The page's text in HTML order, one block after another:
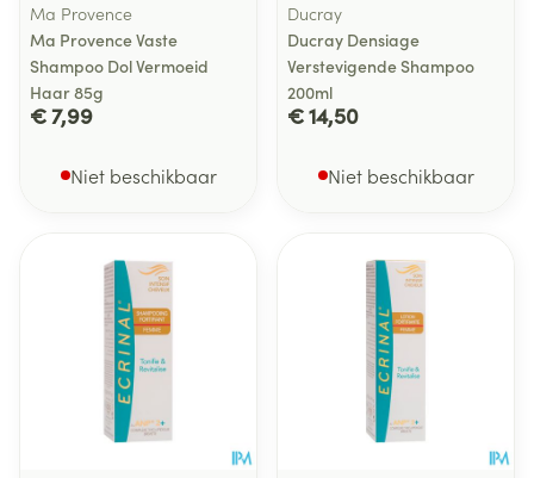
Ma Provence
Ma Provence Vaste
Shampoo Dol Vermoeid
Haar 85g
€ 7,99
Niet beschikbaar
Ducray
Ducray Densiage
Verstevigende Shampoo
200ml
€ 14,50
Niet beschikbaar